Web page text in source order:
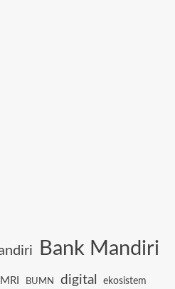
Bank Mandiri
BUMN digital ekosistem